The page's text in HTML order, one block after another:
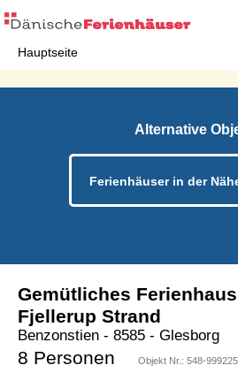
Hauptseite
Alternative
Ferienhäuser in der
Gemütliches
Fjellerup Strand
Benzonstien - 8585 - Glesborg
8 Personen Objekt Nr.: 548-